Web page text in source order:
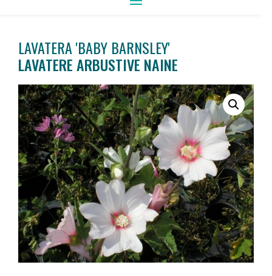
LAVATERA 'BABY BARNSLEY'
LAVATERE ARBUSTIVE NAINE